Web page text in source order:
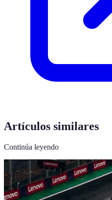
Artículos similares
Continúa leyendo